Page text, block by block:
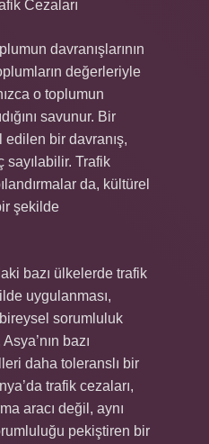
Cezaları
davranışlarının
değerleriyle
o toplumun
savunur. Bir
bir davranış,
sayılabilir. Trafik
da, kültürel
şekilde
bazı ülkelerde trafik
uygulanması,
sorumluluk
bazı
daha toleranslı bir
trafik cezaları,
aracı değil, aynı
pekiştiren bir